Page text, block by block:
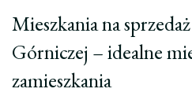
Mieszkania na
Górniczej – idealne
zamieszkania